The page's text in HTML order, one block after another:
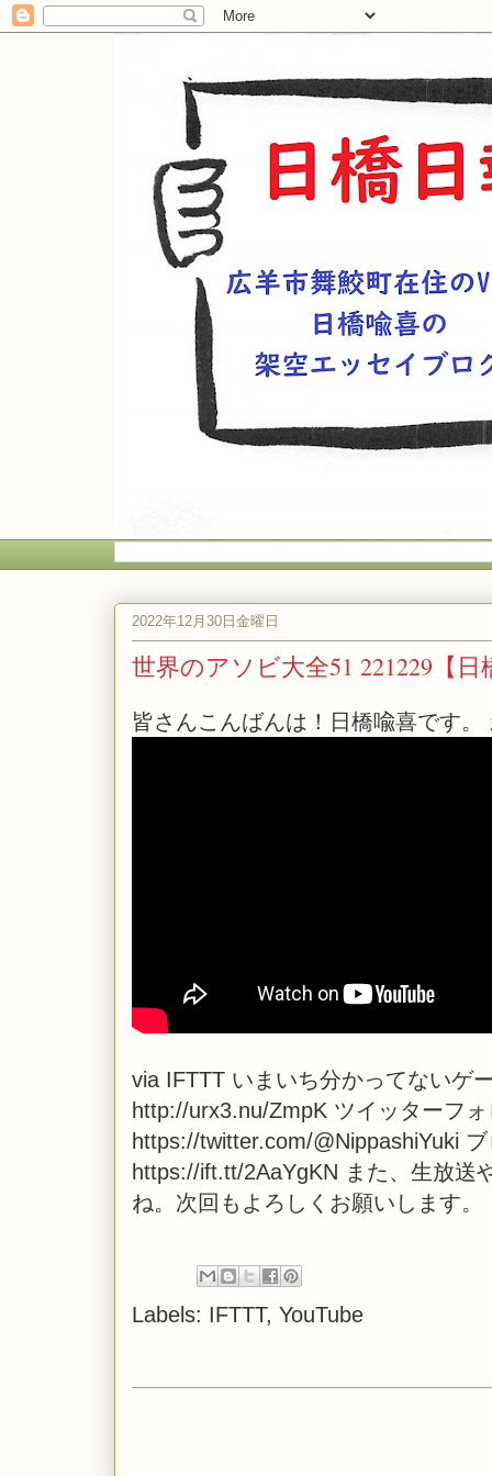
2022年12月30日金曜日
世界のアソビ大全51 221229【日
皆さんこんばんは！日橋喩喜です
via IFTTTいまいち分かってないゲ
http://urx3.nu/ZmpK ツイッターフ
https://twitter.com/@NippashiYuki
https://ift.tt/2AaYgKN また、生放送
ね。次回もよろしくお願いします
Labels: IFTTT, YouTube